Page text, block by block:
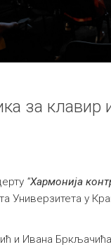
за
"Хармонија
у
и Ивана